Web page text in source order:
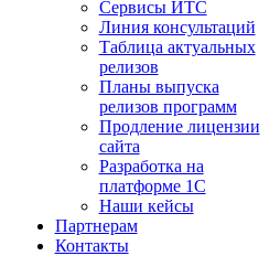
Сервисы ИТС
Линия консультаций
Таблица актуальных
релизов
Планы выпуска
релизов программ
Продление лицензии
сайта
Разработка на
платформе 1С
Наши кейсы
Партнерам
Контакты